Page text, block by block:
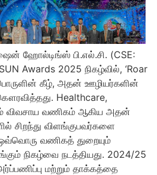
ஹோல்டிங்ஸ் பி.எல்.சி. (CSE:
Awards 2025 நிகழ்வில், ‘Roar
கீழ், அதன் ஊழியர்களின்
Healthcare,
விவசாய வணிகம் ஆகிய அதன்
சிறந்து விளங்குபவர்களை
வணிகத் துறையும்
நிகழ்வை நடத்தியது. 2024/25
மற்றும் தாக்கத்தை